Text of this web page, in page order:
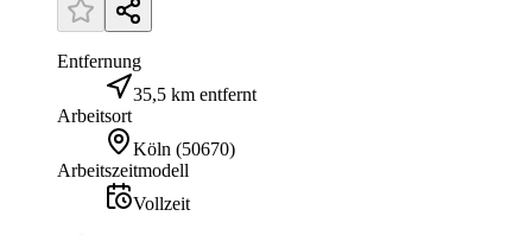
Entfernung
35,5 km entfernt
Arbeitsort
Köln (50670)
Arbeitszeitmodell
Vollzeit